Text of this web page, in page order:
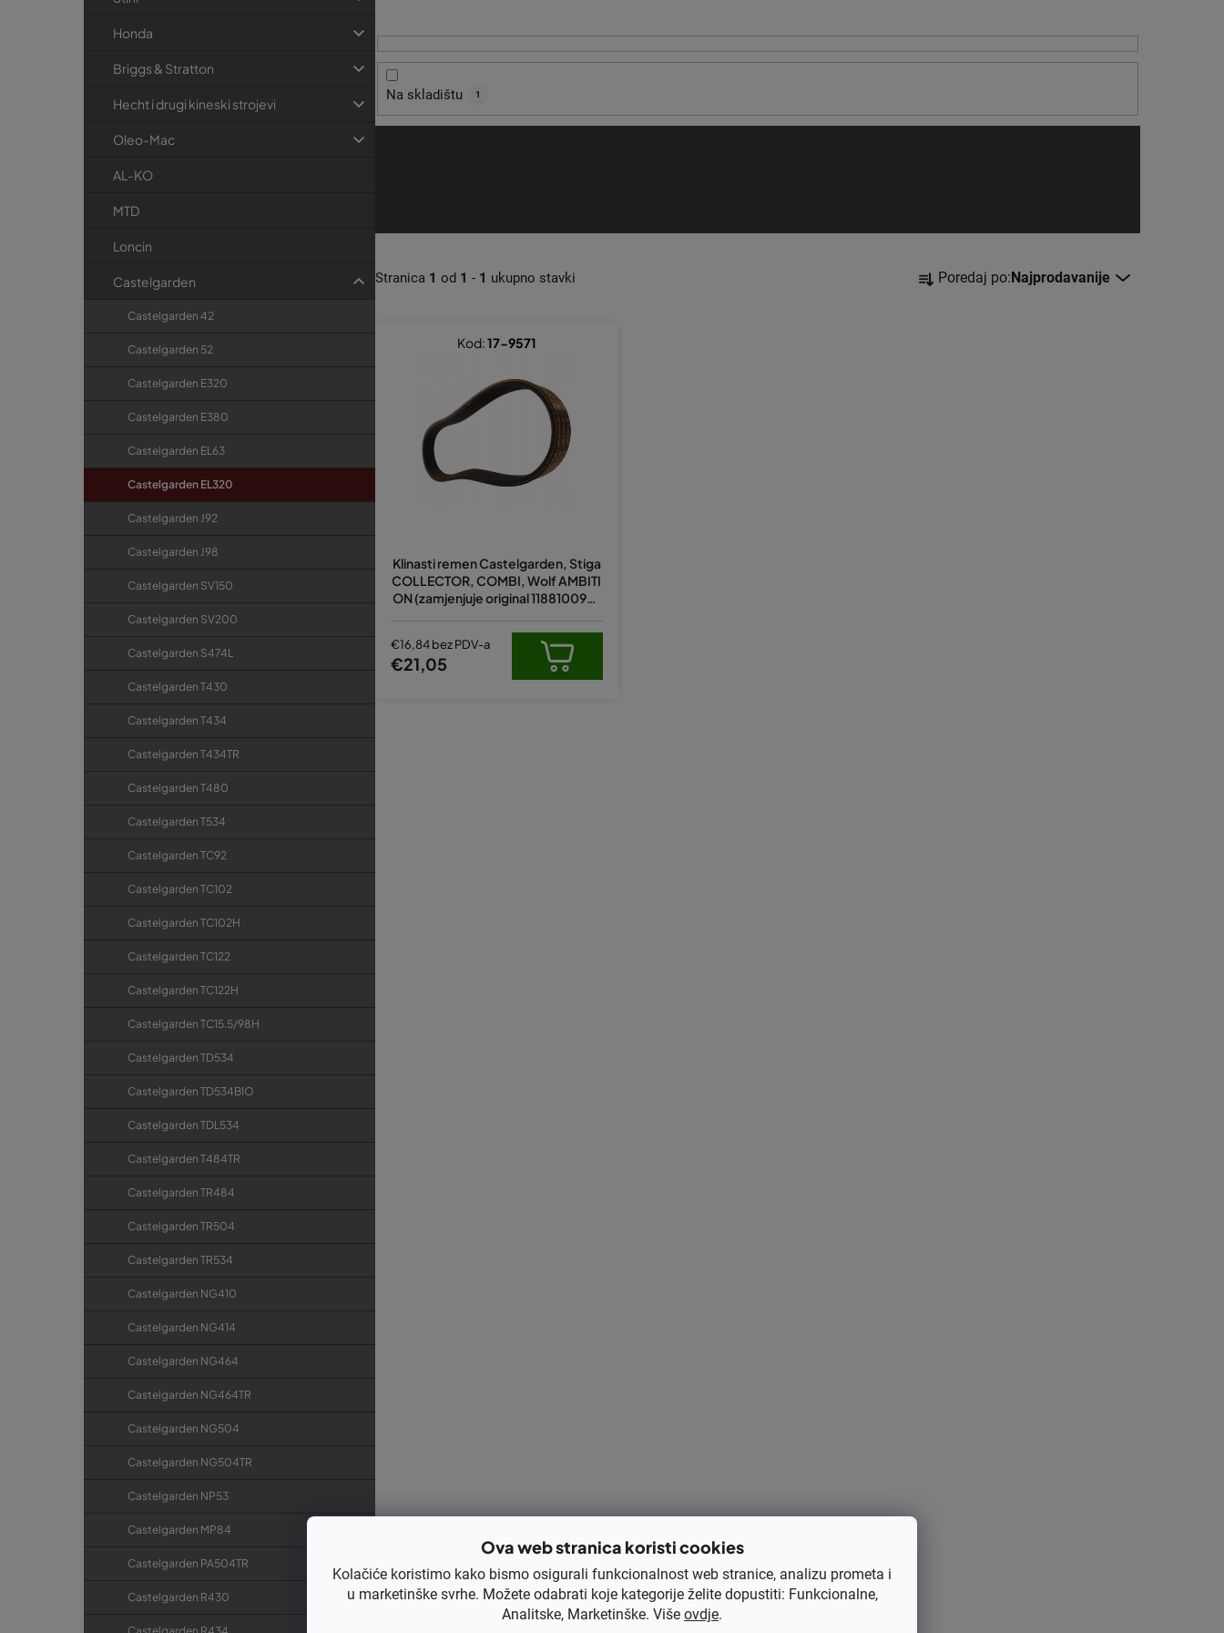
Ova web stranica koristi cookies
Kolačiće koristimo kako bismo osigurali funkcionalnost web stranice, analizu prometa i
u marketinške svrhe. Možete odabrati koje kategorije želite dopustiti: Funkcionalne,
Analitske, Marketinške. Više ovdje.
Honda
Briggs & Stratton
Hecht i drugi kineski strojevi
Oleo-Mac
AL-KO
MTD
Loncin
Castelgarden
Castelgarden 42
Castelgarden 52
Castelgarden E320
Castelgarden E380
Castelgarden EL63
Castelgarden EL320
Castelgarden J92
Castelgarden J98
Castelgarden SV150
Castelgarden SV200
Castelgarden S474L
Castelgarden T430
Castelgarden T434
Castelgarden T434TR
Castelgarden T480
Castelgarden T534
Castelgarden TC92
Castelgarden TC102
Castelgarden TC102H
Castelgarden TC122
Castelgarden TC122H
Castelgarden TC15.5/98H
Castelgarden TD534
Castelgarden TD534BIO
Castelgarden TDL534
Castelgarden T484TR
Castelgarden TR484
Castelgarden TR504
Castelgarden TR534
Castelgarden NG410
Castelgarden NG414
Castelgarden NG464
Castelgarden NG464TR
Castelgarden NG504
Castelgarden NG504TR
Castelgarden NP53
Castelgarden MP84
Castelgarden PA504TR
Castelgarden R430
Stranica 1 od 1 - 1 ukupno stavki
S
o Poredaj po:Najprodavanije
Na skladištu 1
s
p
o
i
d
Klinasti remen Castelgarden, Stiga
COLLECTOR, COMBI, Wolf AMBITI
ON (zamjenjuje original 118810092/
0002)
€16,84 bez PDV-a
€21,05
Kod:17-9571